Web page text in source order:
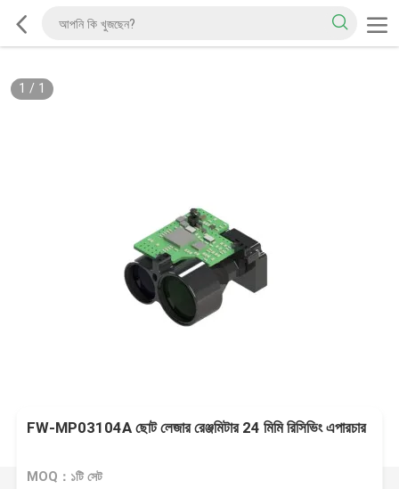
1 / 1
FW-MP03104A ছোট লেজার রেঞ্জমিটার 24 মিমি রিসিভিং এপারচার
MOQ：১টি সেট